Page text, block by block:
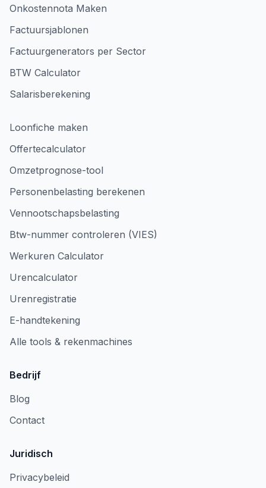
Onkostennota Maken
Factuursjablonen
Factuurgenerators per Sector
BTW Calculator
Salarisberekening
Loonfiche maken
Offertecalculator
Omzetprognose-tool
Personenbelasting berekenen
Vennootschapsbelasting
Btw-nummer controleren (VIES)
Werkuren Calculator
Urencalculator
Urenregistratie
E-handtekening
Alle tools & rekenmachines
Bedrijf
Blog
Contact
Juridisch
Privacybeleid